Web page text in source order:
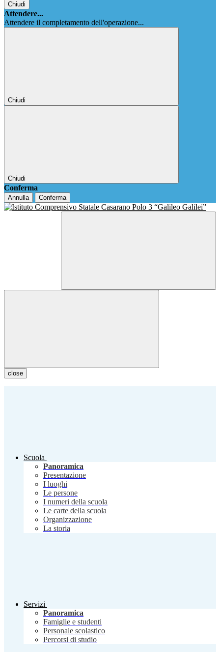
Chiudi
Attendere...
Attendere il completamento dell'operazione...
Chiudi
Chiudi
Conferma
Annulla Conferma
close
Scuola
Panoramica
Presentazione
I luoghi
Le persone
I numeri della scuola
Le carte della scuola
Organizzazione
La storia
Servizi
Panoramica
Famiglie e studenti
Personale scolastico
Percorsi di studio